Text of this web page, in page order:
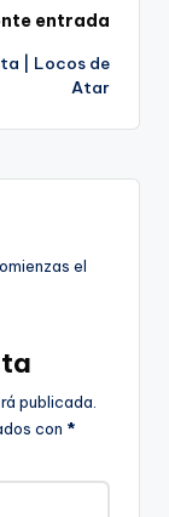
entrada
| Locos de
Atar
el
publicada.
con *